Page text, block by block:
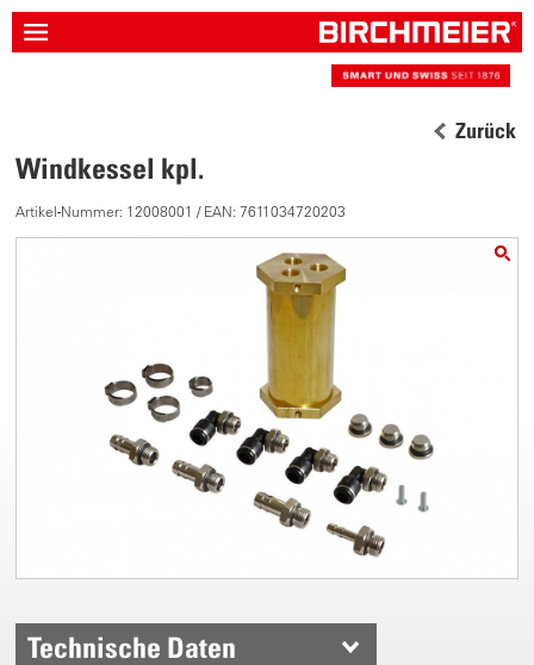
Zurück
Windkessel kpl.
Artikel-Nummer: 12008001 / EAN: 7611034720203
Technische Daten